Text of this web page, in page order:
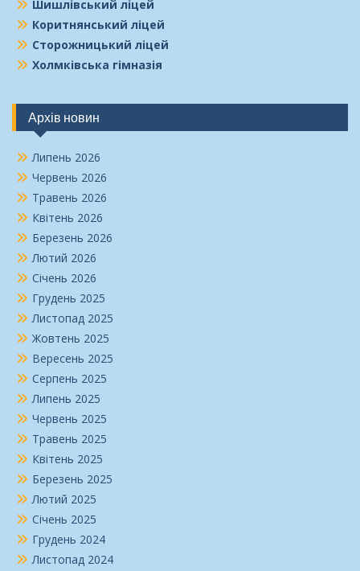
Шишлівський ліцей
Коритнянський ліцей
Сторожницький ліцей
Холмківська гімназія
Архів новин
Липень 2026
Червень 2026
Травень 2026
Квітень 2026
Березень 2026
Лютий 2026
Січень 2026
Грудень 2025
Листопад 2025
Жовтень 2025
Вересень 2025
Серпень 2025
Липень 2025
Червень 2025
Травень 2025
Квітень 2025
Березень 2025
Лютий 2025
Січень 2025
Грудень 2024
Листопад 2024